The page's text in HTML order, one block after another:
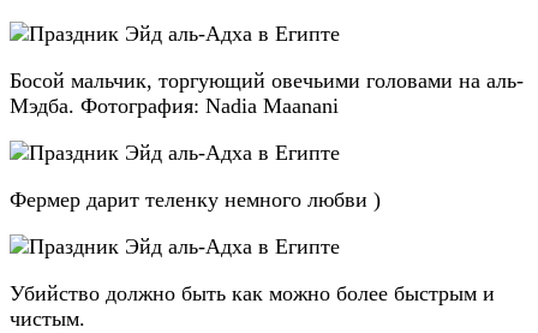
Босой мальчик, торгующий овечьими головами на аль-
Мэдба. Фотография: Nadia Maanani
Фермер дарит теленку немного любви )
Убийство должно быть как можно более быстрым и
чистым.